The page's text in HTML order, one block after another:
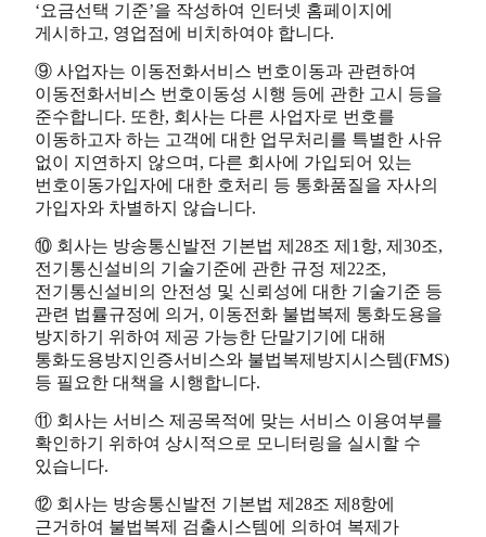
‘요금선택 기준’을 작성하여 인터넷 홈페이지에
게시하고, 영업점에 비치하여야 합니다.
⑨ 사업자는 이동전화서비스 번호이동과 관련하여
이동전화서비스 번호이동성 시행 등에 관한 고시 등을
준수합니다. 또한, 회사는 다른 사업자로 번호를
이동하고자 하는 고객에 대한 업무처리를 특별한 사유
없이 지연하지 않으며, 다른 회사에 가입되어 있는
번호이동가입자에 대한 호처리 등 통화품질을 자사의
가입자와 차별하지 않습니다.
⑩ 회사는 방송통신발전 기본법 제28조 제1항, 제30조,
전기통신설비의 기술기준에 관한 규정 제22조,
전기통신설비의 안전성 및 신뢰성에 대한 기술기준 등
관련 법률규정에 의거, 이동전화 불법복제 통화도용을
방지하기 위하여 제공 가능한 단말기기에 대해
통화도용방지인증서비스와 불법복제방지시스템(FMS)
등 필요한 대책을 시행합니다.
⑪ 회사는 서비스 제공목적에 맞는 서비스 이용여부를
확인하기 위하여 상시적으로 모니터링을 실시할 수
있습니다.
⑫ 회사는 방송통신발전 기본법 제28조 제8항에
근거하여 불법복제 검출시스템에 의하여 복제가